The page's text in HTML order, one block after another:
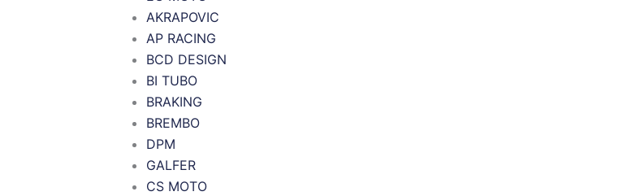
AKRAPOVIC
AP RACING
BCD DESIGN
BI TUBO
BRAKING
BREMBO
DPM
GALFER
CS MOTO